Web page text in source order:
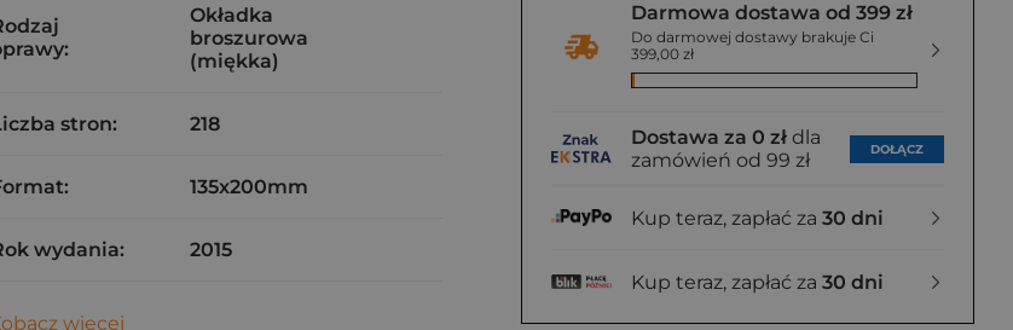
Darmowa dostawa od 399 zł
Do darmowej dostawy brakuje Ci
399,00 zł
Dostawa za 0 zł dla
zamówień od 99 zł
DOŁĄCZ
Kup teraz, zapłać za 30 dni
Kup teraz, zapłać za 30 dni
Okładka
broszurowa
(miękka)
stron: 218
135x200mm
wydania: 2015
więcej